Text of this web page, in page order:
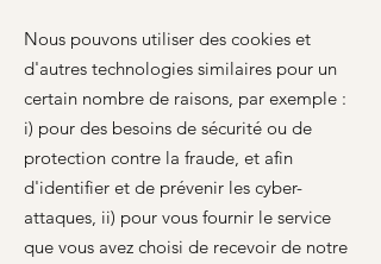
Nous pouvons utiliser des cookies et
d'autres technologies similaires pour un
certain nombre de raisons, par exemple :
i) pour des besoins de sécurité ou de
protection contre la fraude, et afin
d'identifier et de prévenir les cyber-
attaques, ii) pour vous fournir le service
que vous avez choisi de recevoir de notre